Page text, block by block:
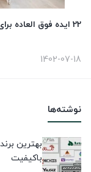
نوشته‌ها
باکیفیت
22 ایده فوق العاده برای طراحی آشپزخانه در سال 2023
1402-07-18